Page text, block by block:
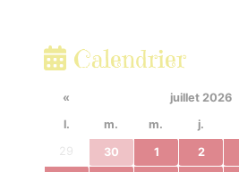
Calendrier
« juillet 2026
l.
m. m. j.
29
30 1 2